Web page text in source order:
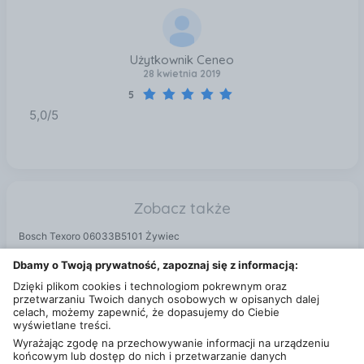
Użytkownik Ceneo
28 kwietnia 2019
5
5,0/5
Zobacz także
Bosch Texoro 06033B5101 Żywiec
Dbamy o Twoją prywatność, zapoznaj się z informacją:
Dzięki plikom cookies i technologiom pokrewnym oraz
przetwarzaniu Twoich danych osobowych w opisanych dalej
celach, możemy zapewnić, że dopasujemy do Ciebie
wyświetlane treści.
Wyrażając zgodę na przechowywanie informacji na urządzeniu
końcowym lub dostęp do nich i przetwarzanie danych